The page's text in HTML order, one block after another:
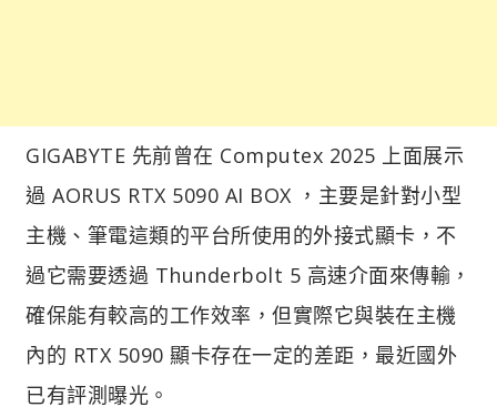
GIGABYTE 先前曾在 Computex 2025 上面展示
過 AORUS RTX 5090 AI BOX ，主要是針對小型
主機、筆電這類的平台所使用的外接式顯卡，不
過它需要透過 Thunderbolt 5 高速介面來傳輸，
確保能有較高的工作效率，但實際它與裝在主機
內的 RTX 5090 顯卡存在一定的差距，最近國外
已有評測曝光。